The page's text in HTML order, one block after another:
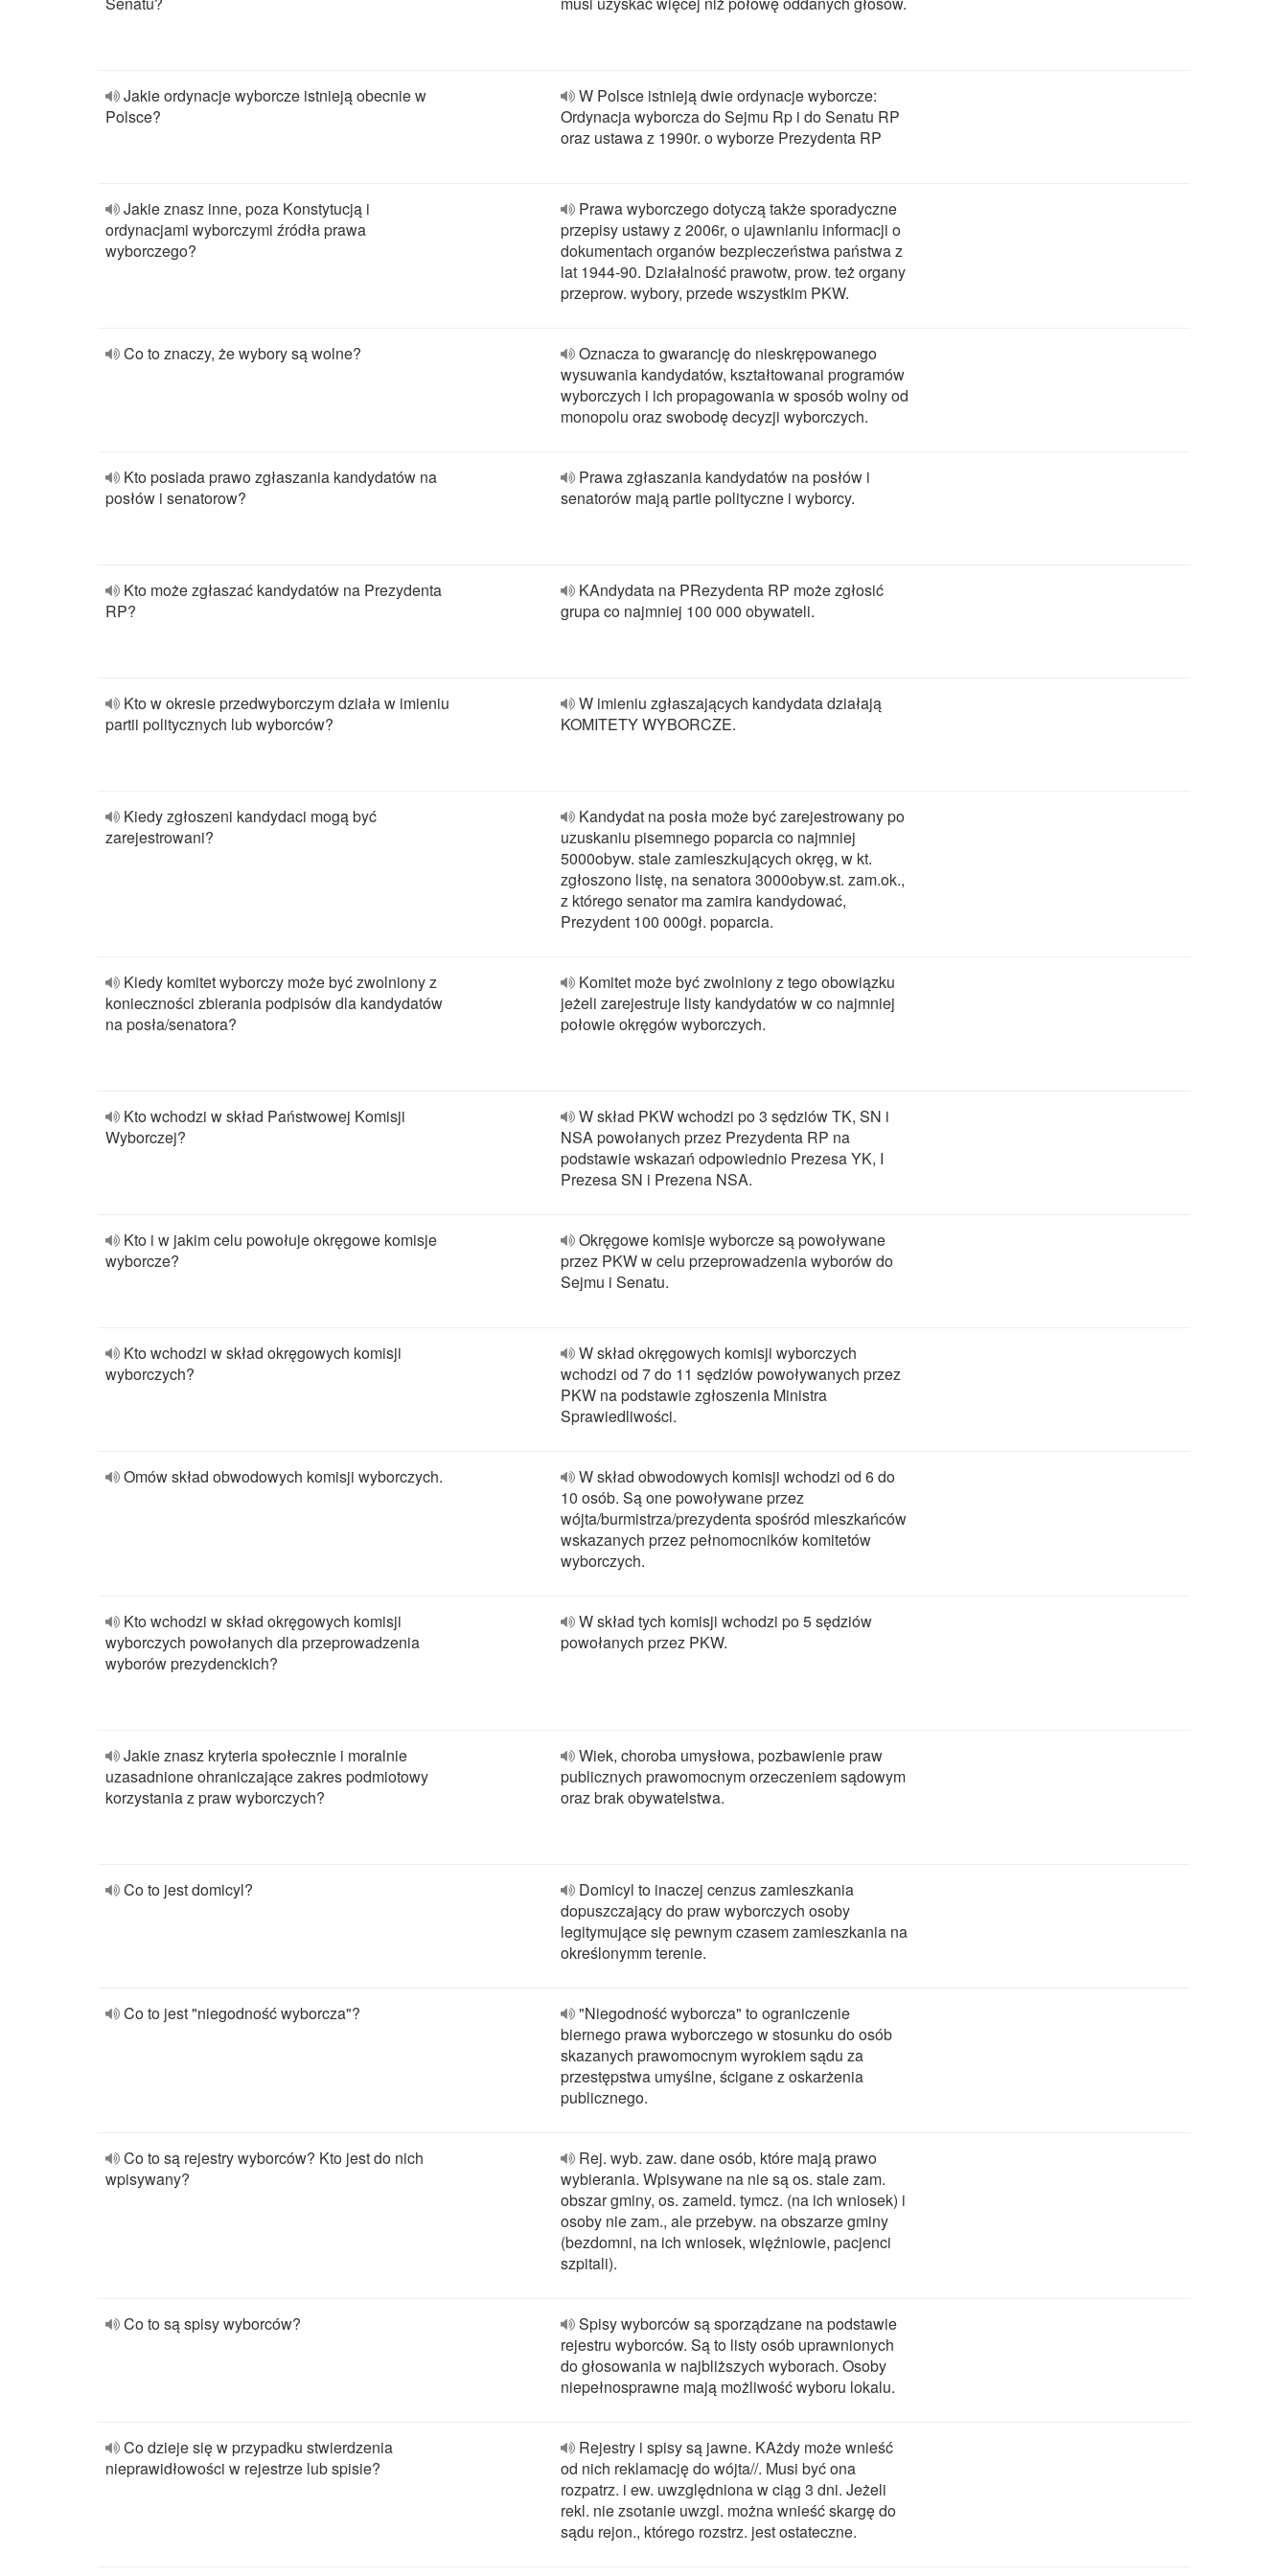
Jakie ordynacje wyborcze istnieją obecnie w
Polsce?
W Polsce istnieją dwie ordynacje wyborcze:
Ordynacja wyborcza do Sejmu Rp i do Senatu RP
oraz ustawa z 1990r. o wyborze Prezydenta RP
Jakie znasz inne, poza Konstytucją i
ordynacjami wyborczymi źródła prawa
wyborczego?
Prawa wyborczego dotyczą także sporadyczne
przepisy ustawy z 2006r, o ujawnianiu informacji o
dokumentach organów bezpieczeństwa państwa z
lat 1944-90. Działalność prawotw, prow. też organy
przeprow. wybory, przede wszystkim PKW.
Co to znaczy, że wybory są wolne?
Oznacza to gwarancję do nieskrępowanego
wysuwania kandydatów, kształtowanai programów
wyborczych i ich propagowania w sposób wolny od
monopolu oraz swobodę decyzji wyborczych.
Kto posiada prawo zgłaszania kandydatów na
posłów i senatorow?
Prawa zgłaszania kandydatów na posłów i
senatorów mają partie polityczne i wyborcy.
Kto może zgłaszać kandydatów na Prezydenta
RP?
KAndydata na PRezydenta RP może zgłosić
grupa co najmniej 100 000 obywateli.
Kto w okresie przedwyborczym działa w imieniu
partii politycznych lub wyborców?
W imieniu zgłaszających kandydata działają
KOMITETY WYBORCZE.
Kiedy zgłoszeni kandydaci mogą być
zarejestrowani?
Kandydat na posła może być zarejestrowany po
uzuskaniu pisemnego poparcia co najmniej
5000obyw. stale zamieszkujących okręg, w kt.
zgłoszono listę, na senatora 3000obyw.st. zam.ok.,
z którego senator ma zamira kandydować,
Prezydent 100 000gł. poparcia.
Kiedy komitet wyborczy może być zwolniony z
konieczności zbierania podpisów dla kandydatów
na posła/senatora?
Komitet może być zwolniony z tego obowiązku
jeżeli zarejestruje listy kandydatów w co najmniej
połowie okręgów wyborczych.
Kto wchodzi w skład Państwowej Komisji
Wyborczej?
W skład PKW wchodzi po 3 sędziów TK, SN i
NSA powołanych przez Prezydenta RP na
podstawie wskazań odpowiednio Prezesa YK, I
Prezesa SN i Prezena NSA.
Kto i w jakim celu powołuje okręgowe komisje
wyborcze?
Okręgowe komisje wyborcze są powoływane
przez PKW w celu przeprowadzenia wyborów do
Sejmu i Senatu.
Kto wchodzi w skład okręgowych komisji
wyborczych?
W skład okręgowych komisji wyborczych
wchodzi od 7 do 11 sędziów powoływanych przez
PKW na podstawie zgłoszenia Ministra
Sprawiedliwości.
Omów skład obwodowych komisji wyborczych.
W skład obwodowych komisji wchodzi od 6 do
10 osób. Są one powoływane przez
wójta/burmistrza/prezydenta spośród mieszkańców
wskazanych przez pełnomocników komitetów
wyborczych.
Kto wchodzi w skład okręgowych komisji
wyborczych powołanych dla przeprowadzenia
wyborów prezydenckich?
W skład tych komisji wchodzi po 5 sędziów
powołanych przez PKW.
Jakie znasz kryteria społecznie i moralnie
uzasadnione ohraniczające zakres podmiotowy
korzystania z praw wyborczych?
Wiek, choroba umysłowa, pozbawienie praw
publicznych prawomocnym orzeczeniem sądowym
oraz brak obywatelstwa.
Co to jest domicyl?
Domicyl to inaczej cenzus zamieszkania
dopuszczający do praw wyborczych osoby
legitymujące się pewnym czasem zamieszkania na
określonymm terenie.
Co to jest "niegodność wyborcza"?
"Niegodność wyborcza" to ograniczenie
biernego prawa wyborczego w stosunku do osób
skazanych prawomocnym wyrokiem sądu za
przestępstwa umyślne, ścigane z oskarżenia
publicznego.
Co to są rejestry wyborców? Kto jest do nich
wpisywany?
Rej. wyb. zaw. dane osób, które mają prawo
wybierania. Wpisywane na nie są os. stale zam.
obszar gminy, os. zameld. tymcz. (na ich wniosek) i
osoby nie zam., ale przebyw. na obszarze gminy
(bezdomni, na ich wniosek, więźniowie, pacjenci
szpitali).
Co to są spisy wyborców?
Spisy wyborców są sporządzane na podstawie
rejestru wyborców. Są to listy osób uprawnionych
do głosowania w najbliższych wyborach. Osoby
niepełnosprawne mają możliwość wyboru lokalu.
Co dzieje się w przypadku stwierdzenia
nieprawidłowości w rejestrze lub spisie?
Rejestry i spisy są jawne. KAżdy może wnieść
od nich reklamację do wójta//. Musi być ona
rozpatrz. i ew. uwzględniona w ciąg 3 dni. Jeżeli
rekl. nie zsotanie uwzgl. można wnieść skargę do
sądu rejon., którego rozstrz. jest ostateczne.